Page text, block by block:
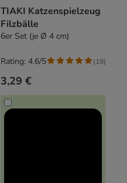
TIAKI Katzenspielzeug
Filzbälle
6er Set (je Ø 4 cm)
3,29 €
Rating: 4.6/5 (19)